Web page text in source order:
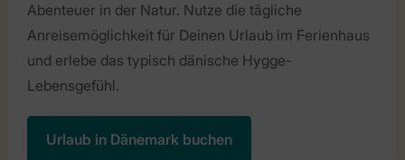
Abenteuer in der Natur. Nutze die tägliche
Anreisemöglichkeit für Deinen Urlaub im Ferienhaus
und erlebe das typisch dänische Hygge-
Lebensgefühl.
Urlaub in Dänemark buchen